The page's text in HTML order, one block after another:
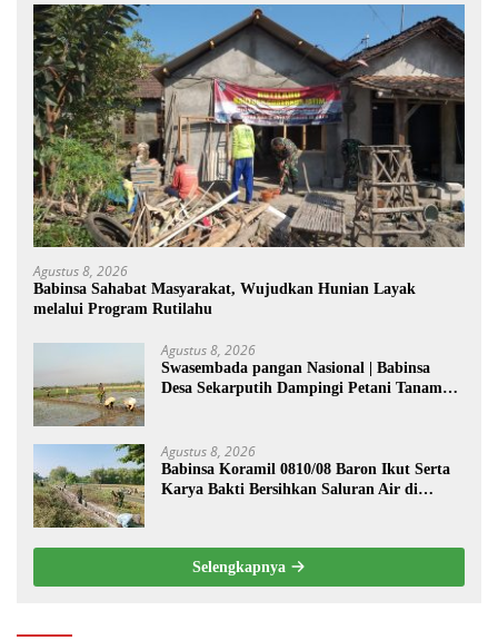
Agustus 8, 2026
Babinsa Sahabat Masyarakat, Wujudkan Hunian Layak
melalui Program Rutilahu
Agustus 8, 2026
Swasembada pangan Nasional | Babinsa
Desa Sekarputih Dampingi Petani Tanam
Agustus 8, 2026
Babinsa Koramil 0810/08 Baron Ikut Serta
Karya Bakti Bersihkan Saluran Air di
Selengkapnya